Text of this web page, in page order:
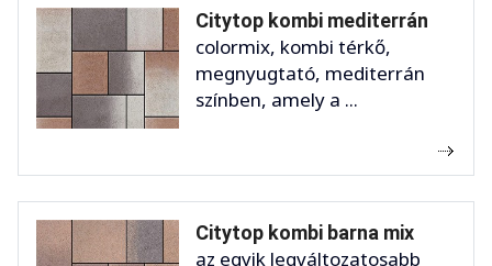
Citytop kombi mediterrán
colormix, kombi térkő,
megnyugtató, mediterrán
színben, amely a ...
Citytop kombi barna mix
az egyik legváltozatosabb